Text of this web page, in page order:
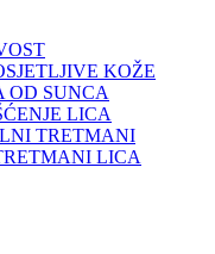
KOŽE
OD SUNCA
LICA
TRETMANI
LICA